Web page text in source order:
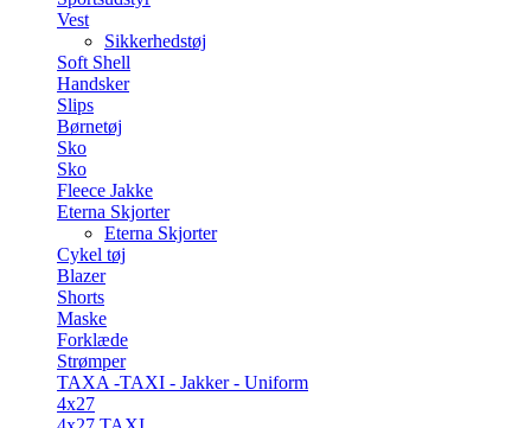
Vest
Sikkerhedstøj
Soft Shell
Handsker
Slips
Børnetøj
Sko
Sko
Fleece Jakke
Eterna Skjorter
Eterna Skjorter
Cykel tøj
Blazer
Shorts
Maske
Forklæde
Strømper
TAXA -TAXI - Jakker - Uniform
4x27